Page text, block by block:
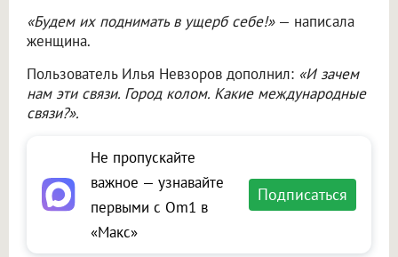
«Будем их поднимать в ущерб себе!»— написала
женщина.
Пользователь Илья Невзоров дополнил: «И зачем
нам эти связи. Город колом. Какие международные
связи?».
Не пропускайте
важное — узнавайте
первыми с Om1 в
«Макс»
Подписаться